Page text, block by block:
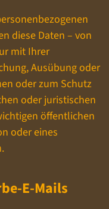
diese Daten – von
mit Ihrer
Ausübung oder
oder zum Schutz
oder juristischen
öffentlichen
oder eines
E-Mails